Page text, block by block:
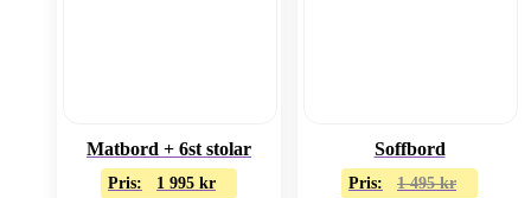
Matbord + 6st stolar
Pris: 1 995 kr
Soffbord
Pris: 1 495kr